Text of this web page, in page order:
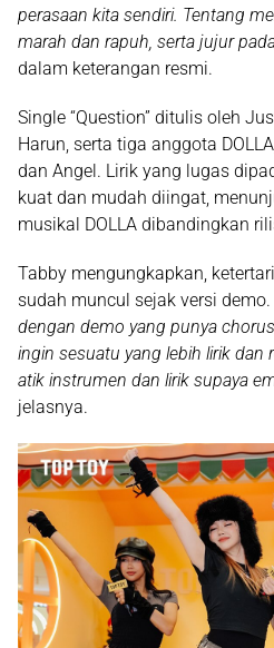
perasaan kita sendiri. Tentang
marah dan rapuh, serta jujur
dalam keterangan resmi.
Single “Question” ditulis oleh
Harun , serta tiga anggota
dan Angel. Lirik yang lugas
kuat dan mudah diingat,
musikal DOLLA dibandingkan
Tabby mengungkapkan,
sudah muncul sejak versi demo.
dengan demo yang punya
ingin sesuatu yang lebih lirik dan
atik instrumen dan lirik supaya
jelasnya.